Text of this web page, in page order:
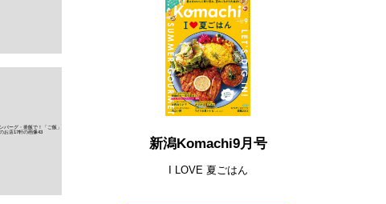
新潟Komachi9月号
I LOVE 夏ごはん